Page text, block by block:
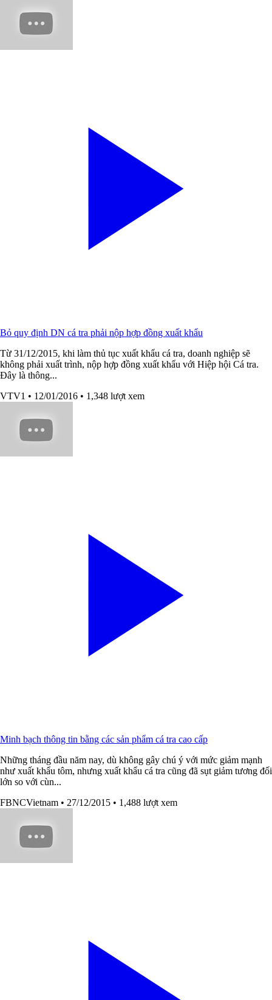
Bỏ quy định DN cá tra phải nộp hợp đồng xuất khẩu
Từ 31/12/2015, khi làm thủ tục xuất khẩu cá tra, doanh nghiệp sẽ
không phải xuất trình, nộp hợp đồng xuất khẩu với Hiệp hội Cá tra.
Đây là thông...
VTV1 • 12/01/2016 • 1,348 lượt xem
Minh bạch thông tin bằng các sản phẩm cá tra cao cấp
Những tháng đầu năm nay, dù không gây chú ý với mức giảm mạnh
như xuất khẩu tôm, nhưng xuất khẩu cá tra cũng đã sụt giảm tương đối
lớn so với cùn...
FBNCVietnam • 27/12/2015 • 1,488 lượt xem